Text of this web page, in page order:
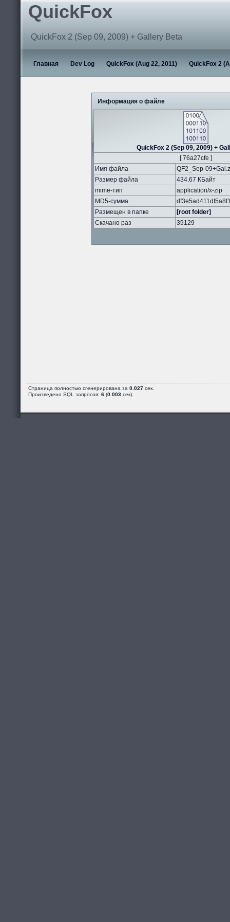
QuickFox
QuickFox 2 (Sep 09, 2009) + Gallery Beta
Главная Dev Log QuickFox (Aug 22, 2011) QuickFox 2
Информация о файле
QuickFox 2 (Sep 09, 2009) +
[ 76a27cfe ]
Имя файла
QF2_Sep-
Размер файла
434.67 КБайт
mime-тип
application/x-zip
MD5-сумма
Размещен в папке
[root folder]
Скачано раз
39129
Страница полностью сгенерирована за 0.027 сек.
Произведено SQL запросов: 6 (0.003 сек).